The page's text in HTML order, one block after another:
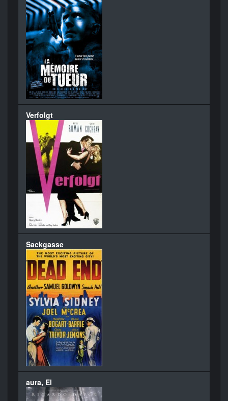
Verfolgt
Sackgasse
aura, El